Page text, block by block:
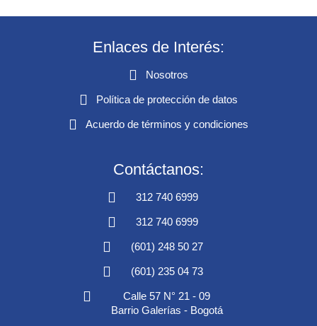
Enlaces de Interés:
Nosotros
Política de protección de datos
Acuerdo de términos y condiciones
Contáctanos:
312 740 6999
312 740 6999
(601) 248 50 27
(601) 235 04 73
Calle 57 N° 21 - 09
Barrio Galerías - Bogotá